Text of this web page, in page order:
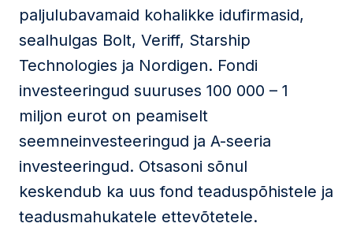
paljulubavamaid kohalikke idufirmasid,
sealhulgas Bolt, Veriff, Starship
Technologies ja Nordigen. Fondi
investeeringud suuruses 100 000 – 1
miljon eurot on peamiselt
seemneinvesteeringud ja A-seeria
investeeringud. Otsasoni sõnul
keskendub ka uus fond teaduspõhistele ja
teadusmahukatele ettevõtetele.